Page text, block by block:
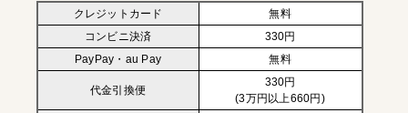
クレジットカード
無料
コンビニ決済
330円
PayPay・au Pay
無料
代金引換便
330円
(3万円以上660円)